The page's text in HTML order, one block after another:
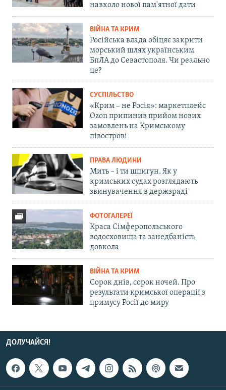
навколо нової пам'ятної дати
ВІЙНА ТА КРИМ
Російська влада обіцяє закрити
морський шлях українським
БпЛА до Севастополя. Чи реально
це?
СУСПІЛЬСТВО
«Крим – не Росія»: маркетплейс
Ozon припинив прийом нових
замовлень на Кримському
півострові
ПРАВА ЛЮДИНИ
Мить – і ти шпигун. Як у
кримських судах розглядають
звинувачення в держзраді
ФОТОГАЛЕРЕЇ
Краса Сімферопольського
водосховища та занедбаність
довкола
ВІЙНА ТА КРИМ
Сорок днів, сорок ночей. Про
результати кримської операції з
примусу Росії до миру
ДОЛУЧАЙСЯ!